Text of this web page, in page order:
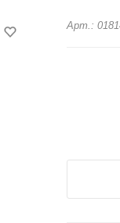
Арт.: